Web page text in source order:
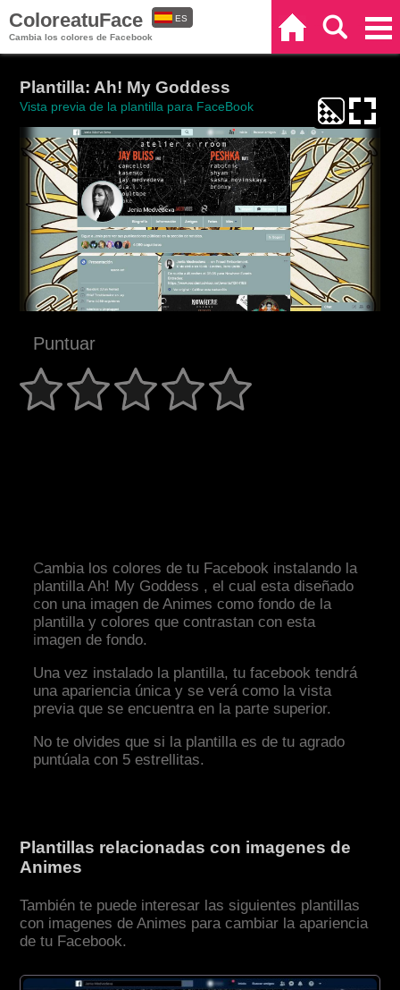
ColoreatuFace
Cambia los colores de Facebook
ES
Plantilla: Ah! My Goddess
Vista previa de la plantilla para FaceBook
Puntuar
Cambia los colores de tu Facebook instalando la
plantilla Ah! My Goddess , el cual esta diseñado
con una imagen de Animes como fondo de la
plantilla y colores que contrastan con esta
imagen de fondo.
Una vez instalado la plantilla, tu facebook tendrá
una apariencia única y se verá como la vista
previa que se encuentra en la parte superior.
No te olvides que si la plantilla es de tu agrado
puntúala con 5 estrellitas.
Plantillas relacionadas con imagenes de
Animes
También te puede interesar las siguientes plantillas
con imagenes de Animes para cambiar la apariencia
de tu Facebook.